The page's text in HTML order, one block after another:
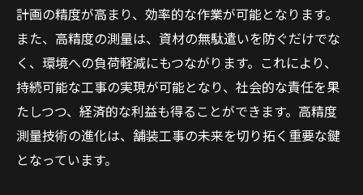
計画の精度が高まり、効率的な作業が可能となります。
また、高精度の測量は、資材の無駄遣いを防ぐだけでな
く、環境への負荷軽減にもつながります。これにより、
持続可能な工事の実現が可能となり、社会的な責任を果
たしつつ、経済的な利益も得ることができます。高精度
測量技術の進化は、舗装工事の未来を切り拓く重要な鍵
となっています。